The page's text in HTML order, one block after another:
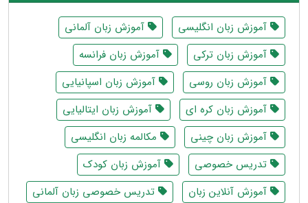
آموزش زبان انگلیسی
آموزش زبان آلمانی
آموزش زبان ترکی
آموزش زبان فرانسه
آموزش زبان روسی
آموزش زبان اسپانیایی
آموزش زبان کره ای
آموزش زبان ایتالیایی
آموزش زبان چینی
مکالمه زبان انگلیسی
تدریس خصوصی
آموزش زبان کودک
آموزش آنلاین زبان
تدریس خصوصی زبان آلمانی